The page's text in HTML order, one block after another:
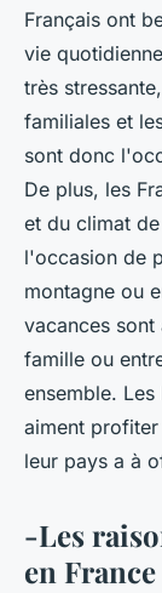
Français ont
vie
très
familiales et
sont donc
De plus, les
et du climat
l'occasion de
montagne ou
vacances
famille ou
ensemble.
aiment
leur pays a à
-Les
en France